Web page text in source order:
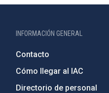
INFORMACIÓN GENERAL
Contacto
Cómo llegar al IAC
Directorio de personal